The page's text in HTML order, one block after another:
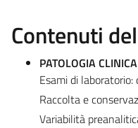
Contenuti
PATOLOGIA CLINICA
Esami di
Raccolta e
Variabilità